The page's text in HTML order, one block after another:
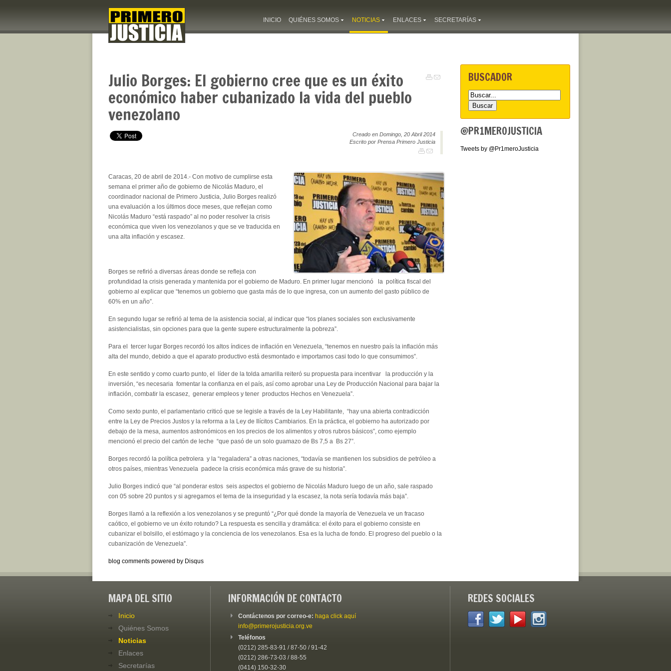
INICIO QUIÉNES SOMOS NOTICIAS ENLACES SECRETARÍAS
Julio Borges: El gobierno cree que es un éxito
económico haber cubanizado la vida del pueblo
venezolano
Creado en Domingo, 20 Abril 2014
Escrito por Prensa Primero Justicia
Caracas, 20 de abril de 2014.- Con motivo de cumplirse esta
semana el primer año de gobierno de Nicolás Maduro, el
coordinador nacional de Primero Justicia, Julio Borges realizó
una evaluación a los últimos doce meses, que reflejan como
Nicolás Maduro “está raspado” al no poder resolver la crisis
económica que viven los venezolanos y que se ve traducida en
una alta inflación y escasez.
Borges se refirió a diversas áreas donde se refleja con
profundidad la crisis generada y mantenida por el gobierno de Maduro. En primer lugar mencionó la política fiscal del
gobierno al explicar que “tenemos un gobierno que gasta más de lo que ingresa, con un aumento del gasto público de
60% en un año”.
En segundo lugar se refirió al tema de la asistencia social, al indicar que “los planes sociales son exclusivamente
asistencialistas, sin opciones para que la gente supere estructuralmente la pobreza”.
Para el tercer lugar Borges recordó los altos índices de inflación en Venezuela, “tenemos en nuestro país la inflación más
alta del mundo, debido a que el aparato productivo está desmontado e importamos casi todo lo que consumimos”.
En este sentido y como cuarto punto, el líder de la tolda amarilla reiteró su propuesta para incentivar la producción y la
inversión, “es necesaria fomentar la confianza en el país, así como aprobar una Ley de Producción Nacional para bajar la
inflación, combatir la escasez, generar empleos y tener productos Hechos en Venezuela”.
Como sexto punto, el parlamentario criticó que se legisle a través de la Ley Habilitante, “hay una abierta contradicción
entre la Ley de Precios Justos y la reforma a la Ley de Ilícitos Cambiarios. En la práctica, el gobierno ha autorizado por
debajo de la mesa, aumentos astronómicos en los precios de los alimentos y otros rubros básicos”, como ejemplo
mencionó el precio del cartón de leche “que pasó de un solo guamazo de Bs 7,5 a Bs 27”.
Borges recordó la política petrolera y la “regaladera” a otras naciones, “todavía se mantienen los subsidios de petróleo a
otros países, mientras Venezuela padece la crisis económica más grave de su historia”.
Julio Borges indicó que “al ponderar estos seis aspectos el gobierno de Nicolás Maduro luego de un año, sale raspado
con 05 sobre 20 puntos y si agregamos el tema de la inseguridad y la escasez, la nota sería todavía más baja”.
Borges llamó a la reflexión a los venezolanos y se preguntó “¿Por qué donde la mayoría de Venezuela ve un fracaso
caótico, el gobierno ve un éxito rotundo? La respuesta es sencilla y dramática: el éxito para el gobierno consiste en
cubanizar el bolsillo, el estómago y la conciencia de los venezolanos. Esa es la lucha de fondo. El progreso del pueblo o la
cubanización de Venezuela”.
blog comments powered by Disqus
BUSCADOR
@PR1MEROJUSTICIA
Tweets by @Pr1meroJusticia
MAPA DEL SITIO
Inicio
Quiénes Somos
Noticias
Enlaces
Secretarías
INFORMACIÓN DE CONTACTO
Contáctenos por correo-e: haga click aquí
info@primerojusticia.org.ve
Teléfonos
(0212) 285-83-91 / 87-50 / 91-42
(0212) 286-73-03 / 88-55
(0414) 150-32-30
REDES SOCIALES